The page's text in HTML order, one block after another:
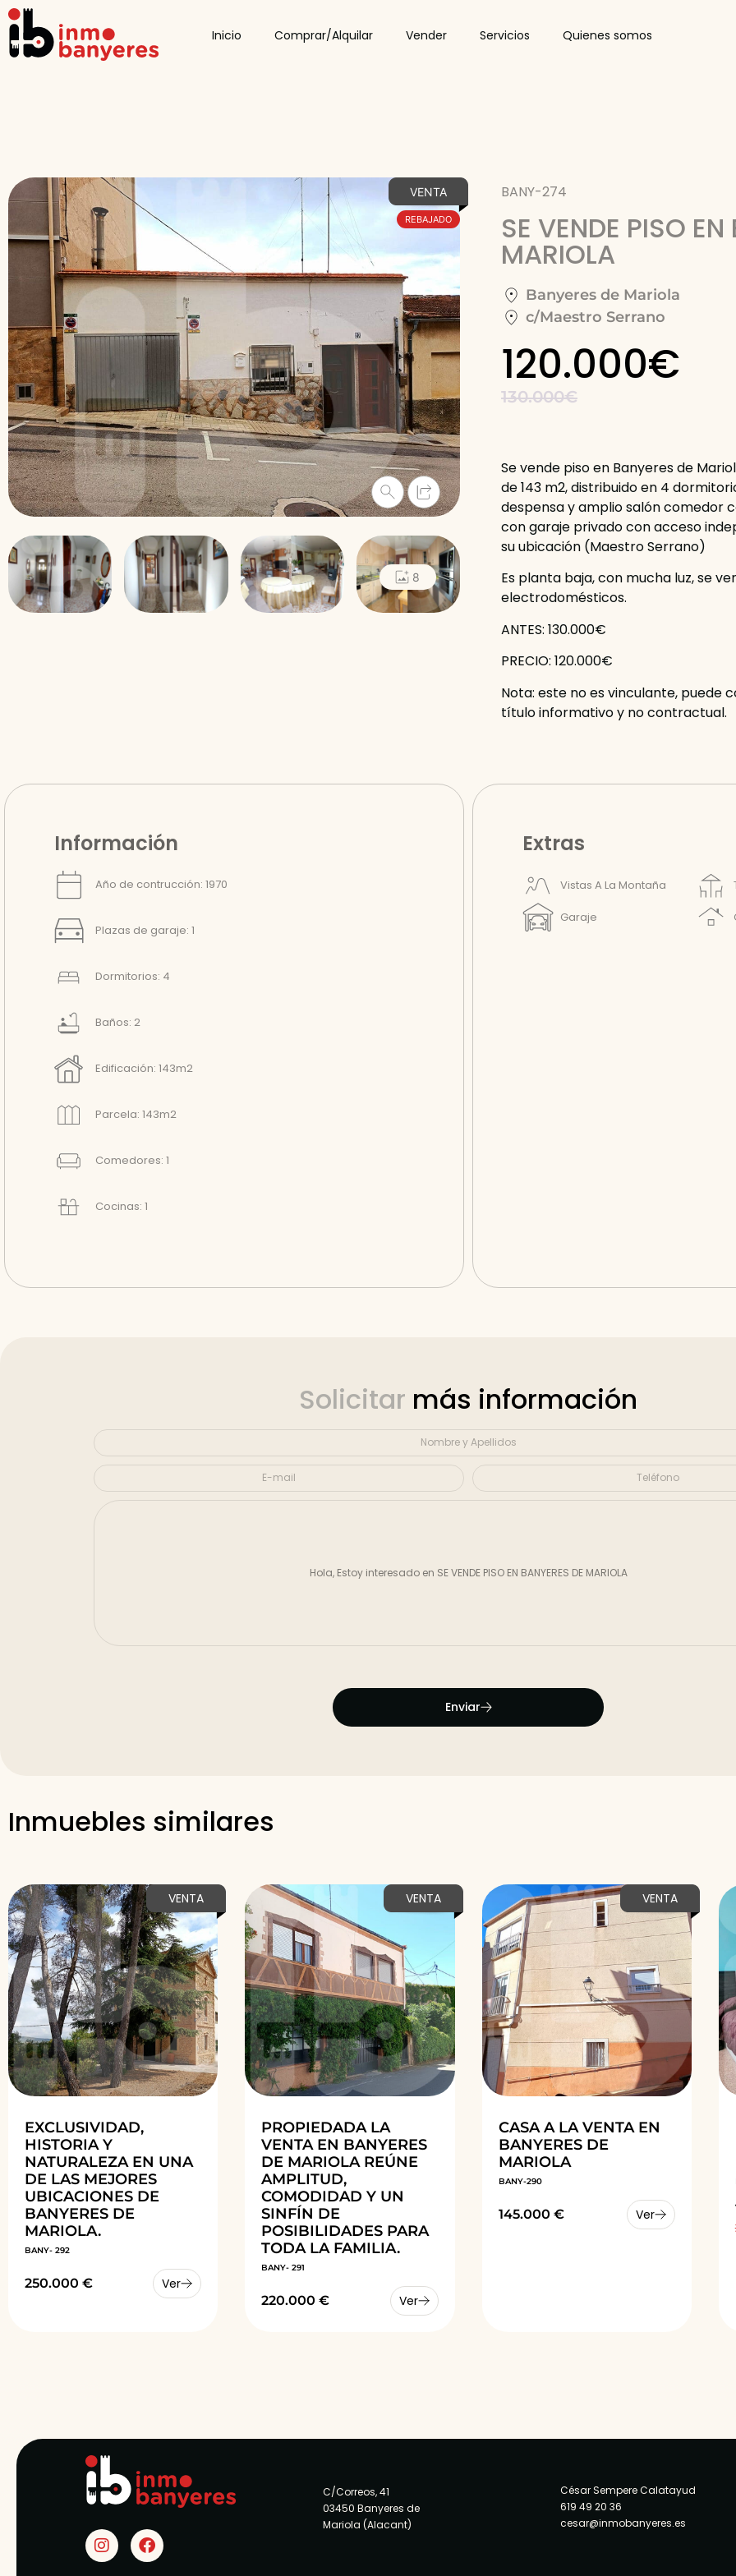
Inicio Comprar/Alquilar Vender Servicios Quienes somos
VENTA
REBAJADO
8
BANY-274
SE VENDE PISO EN
MARIOLA
Banyeres de Mariola
c/Maestro Serrano
120.000€
130.000€
Se vende piso en Banyeres de
de 143 m2, distribuido en 4
despensa y amplio salón comedor
con garaje privado con acceso
su ubicación (Maestro Serrano)
Es planta baja, con mucha luz, se
electrodomésticos.
ANTES: 130.000€
PRECIO: 120.000€
Nota: este no es vinculante, puede
título informativo y no contractual.
Información
Año de contrucción: 1970
Plazas de garaje: 1
Dormitorios: 4
Baños: 2
Edificación: 143m2
Parcela: 143m2
Comedores: 1
Cocinas: 1
Extras
Vistas A La Montaña
Garaje
Solicitar más información
Enviar
Inmuebles similares
VENTA
EXCLUSIVIDAD,
HISTORIA Y
NATURALEZA EN UNA
DE LAS MEJORES
UBICACIONES DE
BANYERES DE
MARIOLA.
BANY- 292
250.000 € Ver
VENTA
PROPIEDADA LA
VENTA EN BANYERES
DE MARIOLA REÚNE
AMPLITUD,
COMODIDAD Y UN
SINFÍN DE
POSIBILIDADES PARA
TODA LA FAMILIA.
BANY- 291
220.000 € Ver
VENTA
CASA A LA VENTA EN
BANYERES DE
MARIOLA
BANY-290
145.000 € Ver
C/Correos, 41
03450 Banyeres de
Mariola (Alacant)
César Sempere Calatayud
619 49 20 36
cesar@inmobanyeres.es